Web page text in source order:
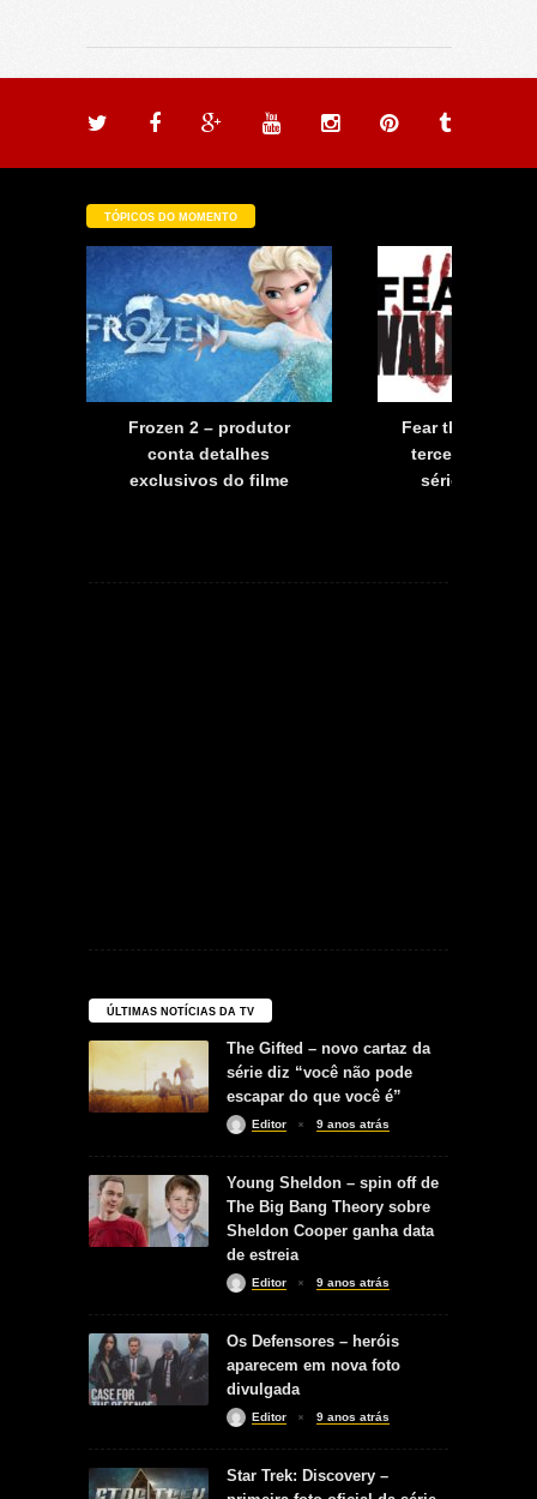
TÓPICOS DO MOMENTO
Frozen 2 – produtor
conta detalhes
exclusivos do filme
Fear the
terceira
série já tem
ÚLTIMAS NOTÍCIAS DA TV
The Gifted – novo cartaz da
série diz “você não pode
escapar do que você é”
Editor 9 anos atrás
Young Sheldon – spin off de
The Big Bang Theory sobre
Sheldon Cooper ganha data
de estreia
Editor 9 anos atrás
Os Defensores – heróis
aparecem em nova foto
divulgada
Editor 9 anos atrás
Star Trek: Discovery –